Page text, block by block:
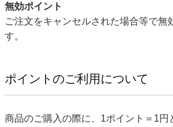
無効ポイント
ご注文をキャンセルされた場合等で無
す。
ポイントのご利用について
商品のご購入の際に、1ポイント＝1円